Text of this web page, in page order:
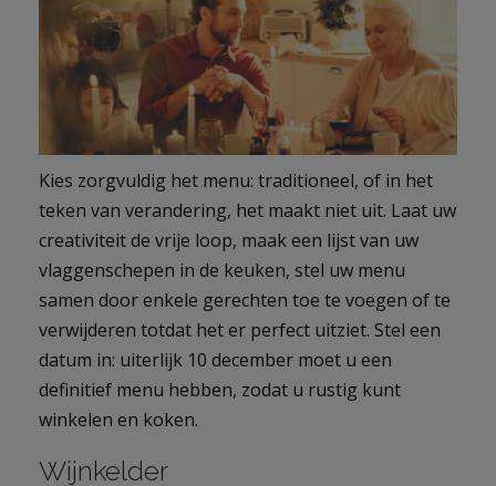
Kies zorgvuldig het menu: traditioneel, of in het
teken van verandering, het maakt niet uit. Laat uw
creativiteit de vrije loop, maak een lijst van uw
vlaggenschepen in de keuken, stel uw menu
samen door enkele gerechten toe te voegen of te
verwijderen totdat het er perfect uitziet. Stel een
datum in: uiterlijk 10 december moet u een
definitief menu hebben, zodat u rustig kunt
winkelen en koken.
Wijnkelder